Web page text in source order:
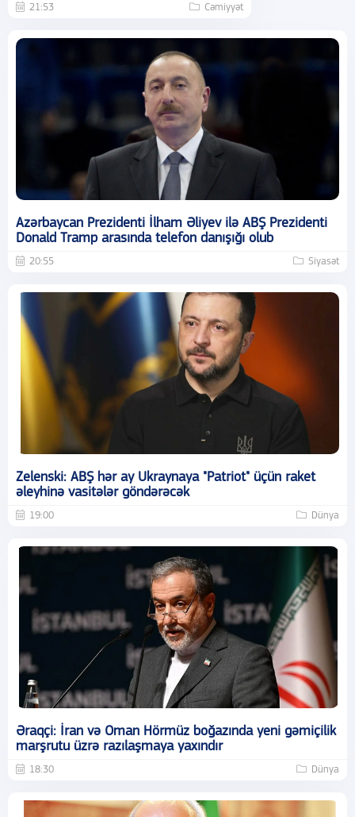
21:53 Cəmiyyət
Azərbaycan Prezidenti İlham Əliyev ilə ABŞ Prezidenti
Donald Tramp arasında telefon danışığı olub
20:55 Siyasət
Zelenski: ABŞ hər ay Ukraynaya "Patriot" üçün raket
əleyhinə vasitələr göndərəcək
19:00 Dünya
Əraqçi: İran və Oman Hörmüz boğazında yeni gəmiçilik
marşrutu üzrə razılaşmaya yaxındır
18:30 Dünya